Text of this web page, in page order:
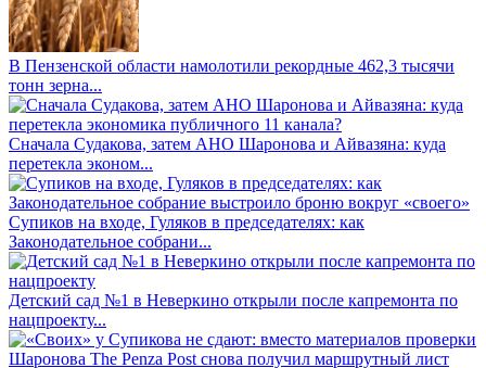
В Пензенской области намолотили рекордные 462,3 тысячи
тонн зерна...
Сначала Судакова, затем АНО Шаронова и Айвазяна: куда
перетекла эконом...
Супиков на входе, Гуляков в председателях: как
Законодательное собрани...
Детский сад №1 в Неверкино открыли после капремонта по
нацпроекту...